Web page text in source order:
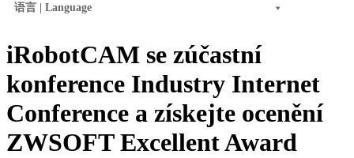
语言 | Language
iRobotCAM se zúčastní
konference Industry Internet
Conference a získejte ocenění
ZWSOFT Excellent Award